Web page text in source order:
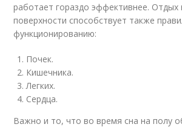
работает гораздо эффективнее. Отдых
поверхности способствует также
функционированию:
Почек.
Кишечника.
Легких.
Сердца.
Важно и то, что во время сна на полу